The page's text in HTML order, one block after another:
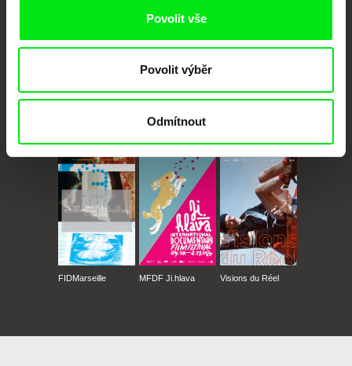
Povolit vše
Povolit výběr
Odmítnout
Against Gravity
FIDMarseille MFDF Ji.hlava Visions du Réel